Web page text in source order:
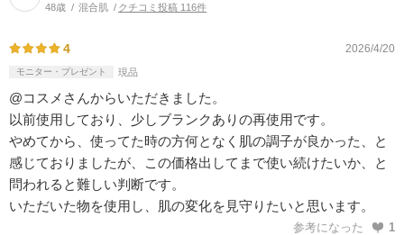
48歳 混合肌 クチコミ投稿 116件
4 2026/4/20
モニター・プレゼント 現品
@コスメさんからいただきました。
以前使用しており、少しブランクありの再使用です。
やめてから、使ってた時の方何となく肌の調子が良かった、と
感じておりましたが、この価格出してまで使い続けたいか、と
問われると難しい判断です。
いただいた物を使用し、肌の変化を見守りたいと思います。
参考になった 1